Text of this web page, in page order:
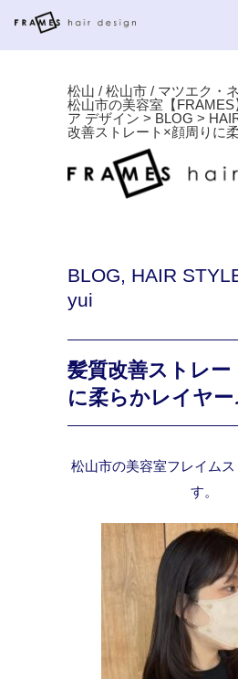
松山 / 松山市 / マツエク・
松山市の美容室【
ア デザイン > BLOG >
改善ストレート×顔周りに
BLOG, HAIR
yui
髪質改善ストレー
に柔らかレイヤー
松山市の美容室フレイム
す。